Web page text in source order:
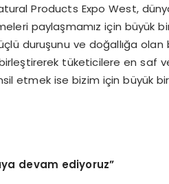
Products Expo West,
paylaşmamız için büyük
duruşunu ve doğallığa olan
birleştirerek tüketicilere en saf
etmek ise bizim için büyük
devam ediyoruz”